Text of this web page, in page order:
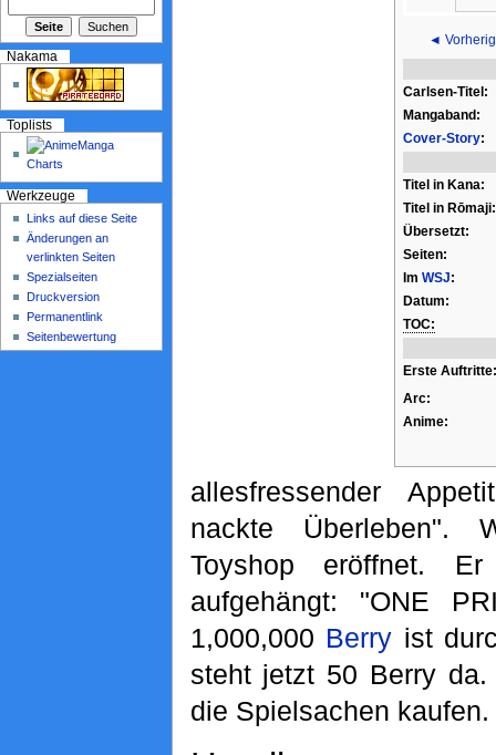
◄
Carlsen-Titel:
Mangaband:
Cover-Story:
Titel in Kana:
Titel in Rōmaji:
Übersetzt:
Seiten:
Im WSJ:
Datum:
TOC:
Erste Auftritte:
Arc:
Anime:
allesfressender
nackte Überleben".
Toyshop eröffnet.
aufgehängt: "ONE
1,000,000 Berry ist
steht jetzt 50 Berry
die Spielsachen kaufen.
Nakama
Toplists
Werkzeuge
Links auf diese Seite
Änderungen an
verlinkten Seiten
Spezialseiten
Druckversion
Permanentlink
Seitenbewertung